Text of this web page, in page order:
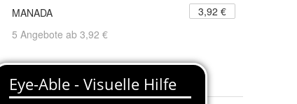
MANADA
3,92 €
5 Angebote ab 3,92 €